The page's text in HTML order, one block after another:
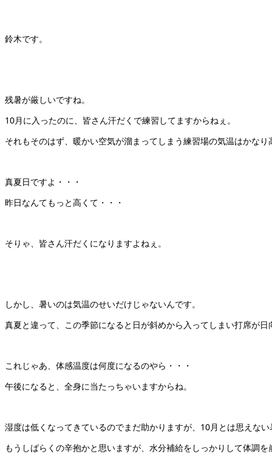
鈴木です。
残暑が厳しいですね。
10月に入ったのに、皆さん汗だくで練習してますからねぇ。
それもそのはず、暖かい空気が溜まってしまう練習場の気温はかなり
真夏日ですよ・・・
昨日なんてもっと高くて・・・
そりゃ、皆さん汗だくになりますよねぇ。
しかし、暑いのは気温のせいだけじゃないんです。
真夏と違って、この季節になると日が斜めから入ってしまい打席が日
これじゃあ、体感温度は何度になるのやら・・・
午後になると、全身に当たっちゃいますからね。
湿度は低くなってきているのでまだ助かりますが、10月とは思えない
もうしばらくの辛抱かと思いますが、水分補給をしっかりして体調を